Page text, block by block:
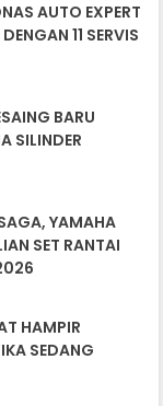
AUTO EXPERT
11 SERVIS
BARU
SILINDER
YAMAHA
SET RANTAI
HAMPIR
SEDANG